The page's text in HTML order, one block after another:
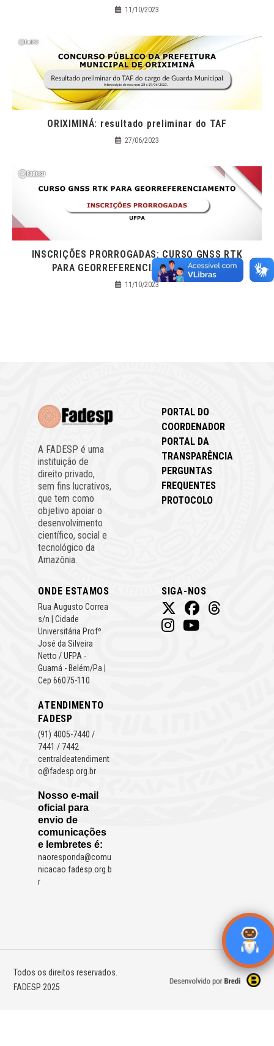
11/10/2023
ORIXIMINÁ: resultado preliminar do TAF
27/06/2023
INSCRIÇÕES PRORROGADAS: CURSO GNSS RTK
PARA GEORREFERENCIAMENTO (UFPA)
11/10/2023
A FADESP é uma
instituição de
direito privado,
sem fins lucrativos,
que tem como
objetivo apoiar o
desenvolvimento
científico, social e
tecnológico da
Amazônia.
PORTAL DO
COORDENADOR
PORTAL DA
TRANSPARÊNCIA
PERGUNTAS
FREQUENTES
PROTOCOLO
ONDE ESTAMOS
Rua Augusto Correa
s/n | Cidade
Universitária Profº
José da Silveira
Netto / UFPA -
Guamá - Belém/Pa |
Cep 66075-110
ATENDIMENTO
FADESP
(91) 4005-7440 /
7441 / 7442
centraldeatendiment
o@fadesp.org.br
Nosso e-mail
oficial para
envio de
comunicações
e lembretes é:
naoresponda@comu
nicacao.fadesp.org.b
r
SIGA-NOS
Todos os direitos reservados.
FADESP 2025